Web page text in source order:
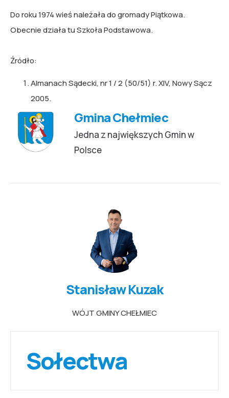
Do roku 1974 wieś należała do gromady Piątkowa.
Obecnie działa tu Szkoła Podstawowa.
Źródło:
Almanach Sądecki, nr 1 / 2 (50/51) r. XIV, Nowy Sącz
2005.
Gmina Chełmiec
Jedna z największych Gmin w
Polsce
Stanisław Kuzak
WÓJT GMINY CHEŁMIEC
Sołectwa